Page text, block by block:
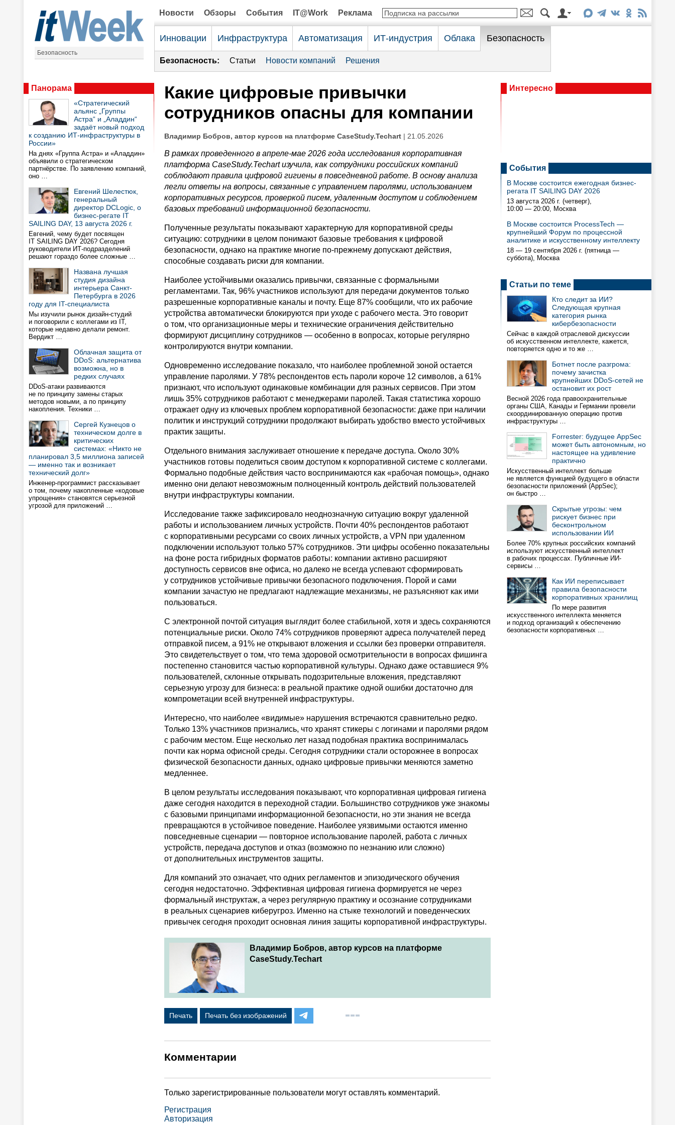
Безопасность
Новости Обзоры События IT@Work Реклама
Инновации Инфраструктура Автоматизация ИТ-индустрия Облака Безопасность
Безопасность: Статьи Новости компаний Решения
Панорама
«Стратегический
альянс „Группы
Астра“ и „Аладдин“
задаёт новый подход
к созданию ИТ-инфраструктуры в
России»
На днях «Группа Астра» и «Аладдин»
объявили о стратегическом
партнёрстве. По заявлению компаний,
оно …
Евгений Шелестюк,
генеральный
директор DCLogic, о
бизнес-регате IT
SAILING DAY, 13 августа 2026 г.
Евгений, чему будет посвящен
IT SAILING DAY 2026? Сегодня
руководители ИТ-подразделений
решают гораздо более сложные …
Названа лучшая
студия дизайна
интерьера Санкт-
Петербурга в 2026
году для IT-специалиста
Мы изучили рынок дизайн-студий
и поговорили с коллегами из IT,
которые недавно делали ремонт.
Вердикт …
Облачная защита от
DDoS: альтернатива
возможна, но в
редких случаях
DDoS-атаки развиваются
не по принципу замены старых
методов новыми, а по принципу
накопления. Техники …
Сергей Кузнецов о
техническом долге в
критических
системах: «Никто не
планировал 3,5 миллиона записей
— именно так и возникает
технический долг»
Инженер-программист рассказывает
о том, почему накопленные «кодовые
упрощения» становятся серьезной
угрозой для приложений …
Какие цифровые привычки
сотрудников опасны для компании
Владимир Бобров, автор курсов на платформе CaseStudy.Techart | 21.05.2026
В рамках проведенного в апреле-мае 2026 года исследования корпоративная
платформа CaseStudy.Techart изучила, как сотрудники российских компаний
соблюдают правила цифровой гигиены в повседневной работе. В основу анализа
легли ответы на вопросы, связанные с управлением паролями, использованием
корпоративных ресурсов, проверкой писем, удаленным доступом и соблюдением
базовых требований информационной безопасности.
Полученные результаты показывают характерную для корпоративной среды
ситуацию: сотрудники в целом понимают базовые требования к цифровой
безопасности, однако на практике многие по-прежнему допускают действия,
способные создавать риски для компании.
Наиболее устойчивыми оказались привычки, связанные с формальными
регламентами. Так, 96% участников используют для передачи документов только
разрешенные корпоративные каналы и почту. Еще 87% сообщили, что их рабочие
устройства автоматически блокируются при уходе с рабочего места. Это говорит
о том, что организационные меры и технические ограничения действительно
формируют дисциплину сотрудников — особенно в вопросах, которые регулярно
контролируются внутри компании.
Одновременно исследование показало, что наиболее проблемной зоной остается
управление паролями. У 78% респондентов есть пароли короче 12 символов, а 61%
признают, что используют одинаковые комбинации для разных сервисов. При этом
лишь 35% сотрудников работают с менеджерами паролей. Такая статистика хорошо
отражает одну из ключевых проблем корпоративной безопасности: даже при наличии
политик и инструкций сотрудники продолжают выбирать удобство вместо устойчивых
практик защиты.
Отдельного внимания заслуживает отношение к передаче доступа. Около 30%
участников готовы поделиться своим доступом к корпоративной системе с коллегами.
Формально подобные действия часто воспринимаются как «рабочая помощь», однако
именно они делают невозможным полноценный контроль действий пользователей
внутри инфраструктуры компании.
Исследование также зафиксировало неоднозначную ситуацию вокруг удаленной
работы и использованием личных устройств. Почти 40% респондентов работают
с корпоративными ресурсами со своих личных устройств, а VPN при удаленном
подключении используют только 57% сотрудников. Эти цифры особенно показательны
на фоне роста гибридных форматов работы: компании активно расширяют
доступность сервисов вне офиса, но далеко не всегда успевают сформировать
у сотрудников устойчивые привычки безопасного подключения. Порой и сами
компании зачастую не предлагают надлежащие механизмы, не разъясняют как ими
пользоваться.
С электронной почтой ситуация выглядит более стабильной, хотя и здесь сохраняются
потенциальные риски. Около 74% сотрудников проверяют адреса получателей перед
отправкой писем, а 91% не открывают вложения и ссылки без проверки отправителя.
Это свидетельствует о том, что тема здоровой осмотрительности в вопросах фишинга
постепенно становится частью корпоративной культуры. Однако даже оставшиеся 9%
пользователей, склонные открывать подозрительные вложения, представляют
серьезную угрозу для бизнеса: в реальной практике одной ошибки достаточно для
компрометации всей внутренней инфраструктуры.
Интересно, что наиболее «видимые» нарушения встречаются сравнительно редко.
Только 13% участников признались, что хранят стикеры с логинами и паролями рядом
с рабочим местом. Еще несколько лет назад подобная практика воспринималась
почти как норма офисной среды. Сегодня сотрудники стали осторожнее в вопросах
физической безопасности данных, однако цифровые привычки меняются заметно
медленнее.
В целом результаты исследования показывают, что корпоративная цифровая гигиена
даже сегодня находится в переходной стадии. Большинство сотрудников уже знакомы
с базовыми принципами информационной безопасности, но эти знания не всегда
превращаются в устойчивое поведение. Наиболее уязвимыми остаются именно
повседневные сценарии — повторное использование паролей, работа с личных
устройств, передача доступов и отказ (возможно по незнанию или сложно)
от дополнительных инструментов защиты.
Для компаний это означает, что одних регламентов и эпизодического обучения
сегодня недостаточно. Эффективная цифровая гигиена формируется не через
формальный инструктаж, а через регулярную практику и осознание сотрудниками
в реальных сценариев киберугроз. Именно на стыке технологий и поведенческих
привычек сегодня проходит основная линия защиты корпоративной инфраструктуры.
Владимир Бобров, автор курсов на платформе
CaseStudy.Techart
Печать Печать без изображений
Комментарии
Только зарегистрированные пользователи могут оставлять комментарий.
Регистрация
Авторизация
Интересно
События
В Москве состоится ежегодная бизнес-
регата IT SAILING DAY 2026
13 августа 2026 г. (четверг),
10:00 — 20:00, Москва
В Москве состоится ProcessTech —
крупнейший Форум по процессной
аналитике и искусственному интеллекту
18 — 19 сентября 2026 г. (пятница —
суббота), Москва
Статьи по теме
Кто следит за ИИ?
Следующая крупная
категория рынка
кибербезопасности
Сейчас в каждой отраслевой дискуссии
об искусственном интеллекте, кажется,
повторяется одно и то же …
Ботнет после разгрома:
почему зачистка
крупнейших DDoS-сетей не
остановит их рост
Весной 2026 года правоохранительные
органы США, Канады и Германии провели
скоординированную операцию против
инфраструктуры …
Forrester: будущее AppSec
может быть автономным, но
настоящее на удивление
практично
Искусственный интеллект больше
не является функцией будущего в области
безопасности приложений (AppSec);
он быстро …
Скрытые угрозы: чем
рискует бизнес при
бесконтрольном
использовании ИИ
Более 70% крупных российских компаний
используют искусственный интеллект
в рабочих процессах. Публичные ИИ-
сервисы …
Как ИИ переписывает
правила безопасности
корпоративных хранилищ
По мере развития
искусственного интеллекта меняется
и подход организаций к обеспечению
безопасности корпоративных …